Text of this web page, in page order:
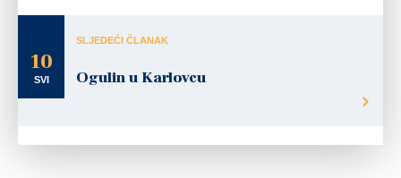
10
SVI
SLJEDEĆI ČLANAK
Ogulin u Karlovcu